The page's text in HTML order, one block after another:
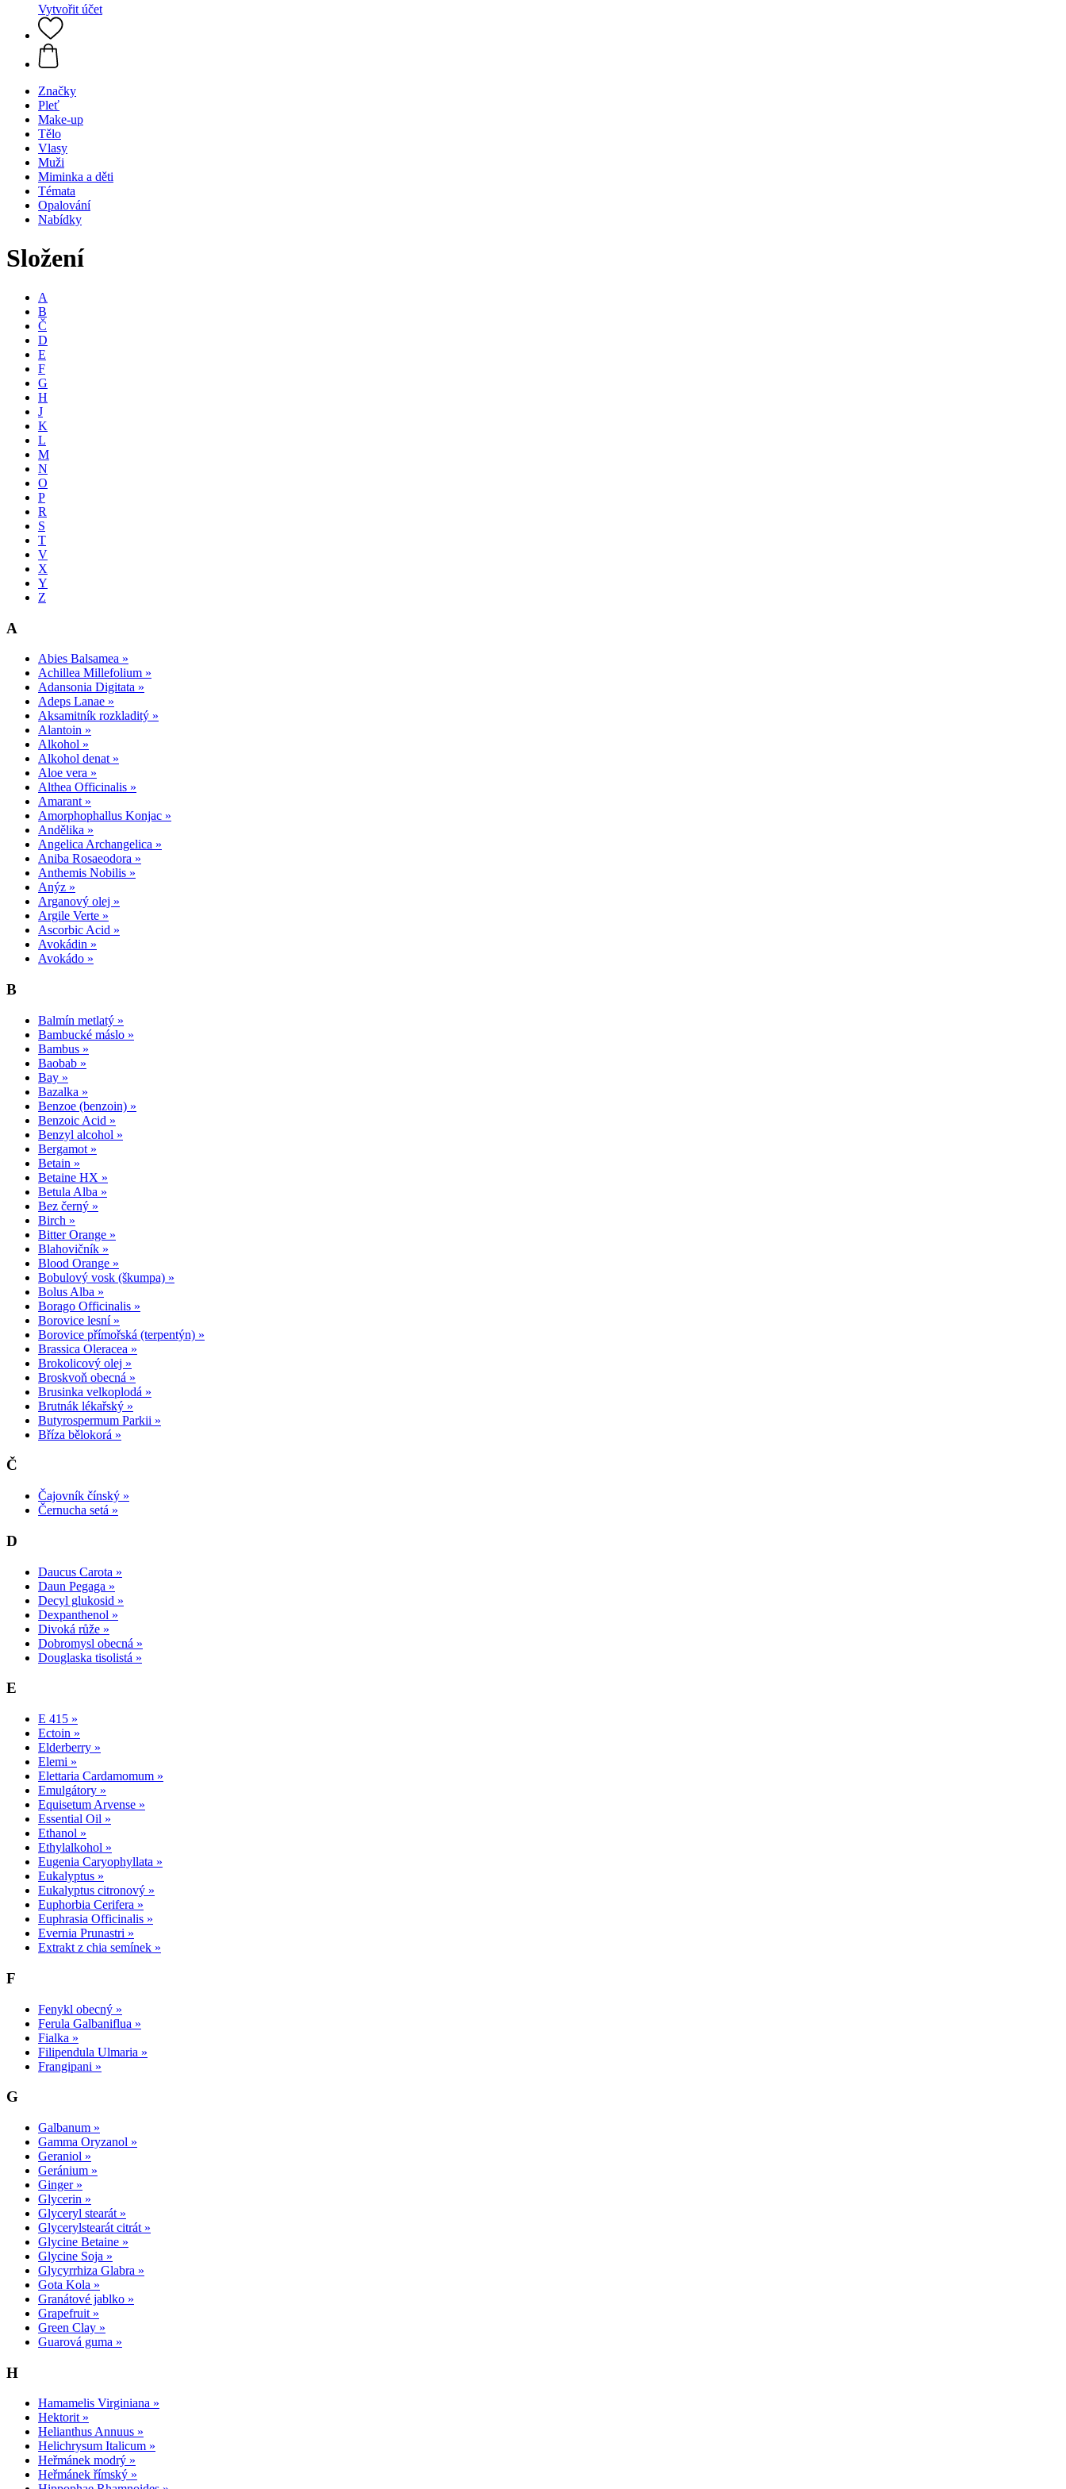
Vytvořit účet
Značky
Pleť
Make-up
Tělo
Vlasy
Muži
Miminka a děti
Témata
Opalování
Nabídky
Složení
A
B
Č
D
E
F
G
H
J
K
L
M
N
O
P
R
S
T
V
X
Y
Z
A
Abies Balsamea »
Achillea Millefolium »
Adansonia Digitata »
Adeps Lanae »
Aksamitník rozkladitý »
Alantoin »
Alkohol »
Alkohol denat »
Aloe vera »
Althea Officinalis »
Amarant »
Amorphophallus Konjac »
Andělika »
Angelica Archangelica »
Aniba Rosaeodora »
Anthemis Nobilis »
Anýz »
Arganový olej »
Argile Verte »
Ascorbic Acid »
Avokádin »
Avokádo »
B
Balmín metlatý »
Bambucké máslo »
Bambus »
Baobab »
Bay »
Bazalka »
Benzoe (benzoin) »
Benzoic Acid »
Benzyl alcohol »
Bergamot »
Betain »
Betaine HX »
Betula Alba »
Bez černý »
Birch »
Bitter Orange »
Blahovičník »
Blood Orange »
Bobulový vosk (škumpa) »
Bolus Alba »
Borago Officinalis »
Borovice lesní »
Borovice přímořská (terpentýn) »
Brassica Oleracea »
Brokolicový olej »
Broskvoň obecná »
Brusinka velkoplodá »
Brutnák lékařský »
Butyrospermum Parkii »
Bříza bělokorá »
Č
Čajovník čínský »
Černucha setá »
D
Daucus Carota »
Daun Pegaga »
Decyl glukosid »
Dexpanthenol »
Divoká růže »
Dobromysl obecná »
Douglaska tisolistá »
E
E 415 »
Ectoin »
Elderberry »
Elemi »
Elettaria Cardamomum »
Emulgátory »
Equisetum Arvense »
Essential Oil »
Ethanol »
Ethylalkohol »
Eugenia Caryophyllata »
Eukalyptus »
Eukalyptus citronový »
Euphorbia Cerifera »
Euphrasia Officinalis »
Evernia Prunastri »
Extrakt z chia semínek »
F
Fenykl obecný »
Ferula Galbaniflua »
Fialka »
Filipendula Ulmaria »
Frangipani »
G
Galbanum »
Gamma Oryzanol »
Geraniol »
Geránium »
Ginger »
Glycerin »
Glyceryl stearát »
Glycerylstearát citrát »
Glycine Betaine »
Glycine Soja »
Glycyrrhiza Glabra »
Gota Kola »
Granátové jablko »
Grapefruit »
Green Clay »
Guarová guma »
H
Hamamelis Virginiana »
Hektorit »
Helianthus Annuus »
Helichrysum Italicum »
Heřmánek modrý »
Heřmánek římský »